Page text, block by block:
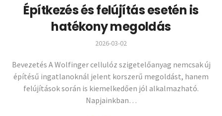
Építkezés és felújítás esetén is
hatékony megoldás
2026-03-02
Bevezetés A Wolfinger cellulóz szigetelőanyag nemcsak új
építésű ingatlanoknál jelent korszerű megoldást, hanem
felújítások során is kiemelkedően jól alkalmazható.
Napjainkban…